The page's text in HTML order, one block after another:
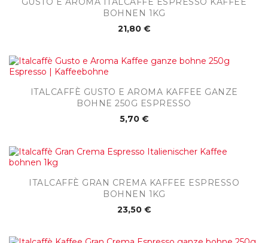
BOHNEN 1KG
21,80 €
ITALCAFFÈ GUSTO E AROMA KAFFEE GANZE
BOHNE 250G ESPRESSO
5,70 €
ITALCAFFÈ GRAN CREMA KAFFEE ESPRESSO
BOHNEN 1KG
23,50 €